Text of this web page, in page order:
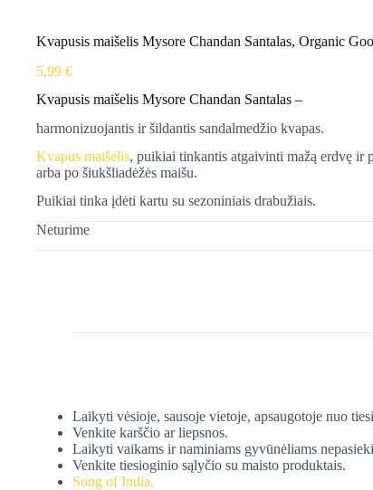
Kvapusis maišelis Mysore Chandan Santalas, Organic
5,99 €
Kvapusis maišelis Mysore Chandan Santalas –
harmonizuojantis ir šildantis sandalmedžio kvapas.
Kvapus maišelis, puikiai tinkantis atgaivinti mažą erdvę ir
arba po šiukšliadėžės maišu.
Puikiai tinka įdėti kartu su sezoniniais drabužiais.
Neturime
Laikyti vėsioje, sausoje vietoje, apsaugotoje nuo
Venkite karščio ar liepsnos.
Laikyti vaikams ir naminiams gyvūnėliams
Venkite tiesioginio sąlyčio su maisto produktais.
Song of India.